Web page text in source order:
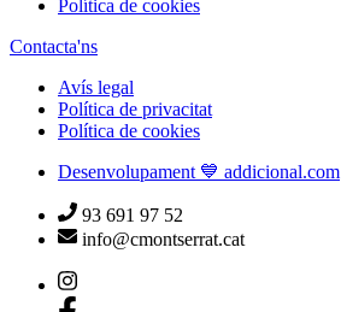
Política de cookies
Contacta'ns
Avís legal
Política de privacitat
Política de cookies
Desenvolupament 💙 addicional.com
93 691 97 52
info@cmontserrat.cat